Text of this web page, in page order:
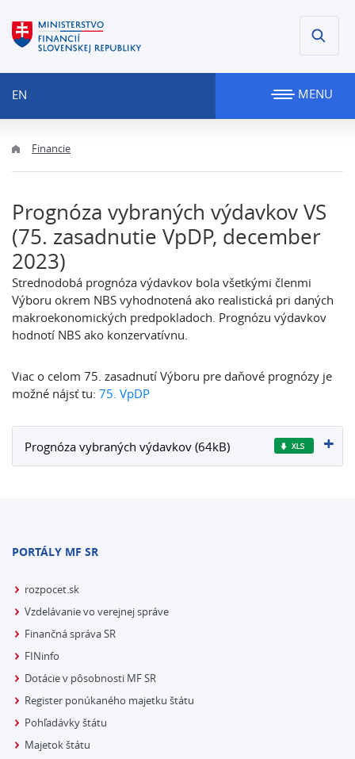
EN MENU
Financie
Prognóza vybraných výdavkov VS
(75. zasadnutie VpDP, december
2023)
Strednodobá prognóza výdavkov bola všetkými členmi
Výboru okrem NBS vyhodnotená ako realistická pri daných
makroekonomických predpokladoch. Prognózu výdavkov
hodnotí NBS ako konzervatívnu.
Viac o celom 75. zasadnutí Výboru pre daňové prognózy je
možné nájsť tu: 75. VpDP
Prognóza vybraných výdavkov (64kB)
PORTÁLY MF SR
rozpocet.sk
Vzdelávanie vo verejnej správe
Finančná správa SR
FINinfo
Dotácie v pôsobnosti MF SR
Register ponúkaného majetku štátu
Pohľadávky štátu
Majetok štátu